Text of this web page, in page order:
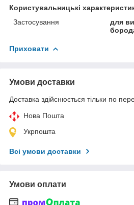
Користувальницькі
Застосування
для
Приховати
Умови доставки
Доставка здійснюється тільки по
Нова Пошта
Укрпошта
Всі умови доставки
Умови оплати